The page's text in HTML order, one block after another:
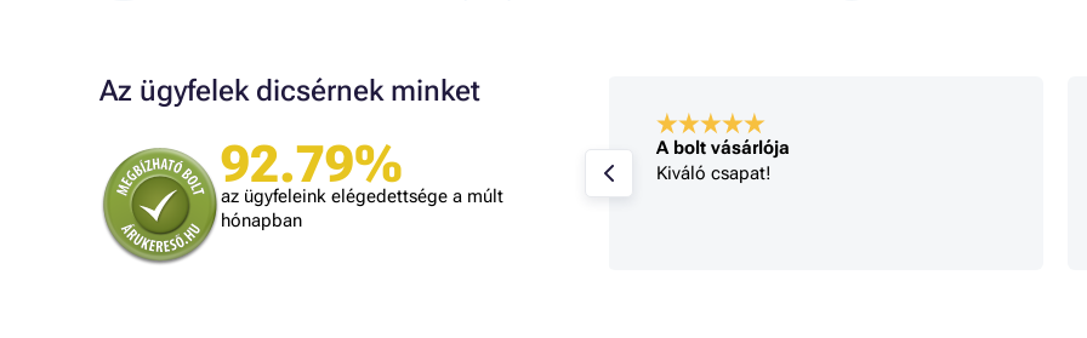
Az ügyfelek dicsérnek minket
92.79%
az ügyfeleink elégedettsége a múlt
hónapban
A bolt vásárlója
Minden rendben volt.
A bolt vásárlója
Kiváló csapat!